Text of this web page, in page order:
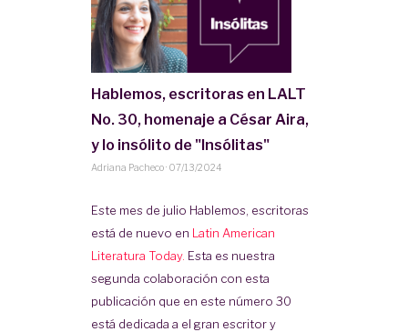
Hablemos, escritoras en LALT
No. 30, homenaje a César Aira,
y lo insólito de "Insólitas"
Adriana Pacheco· 07/13/2024
Este mes de julio Hablemos, escritoras
está de nuevo en Latin American
Literatura Today. Esta es nuestra
segunda colaboración con esta
publicación que en este número 30
está dedicada a el gran escritor y